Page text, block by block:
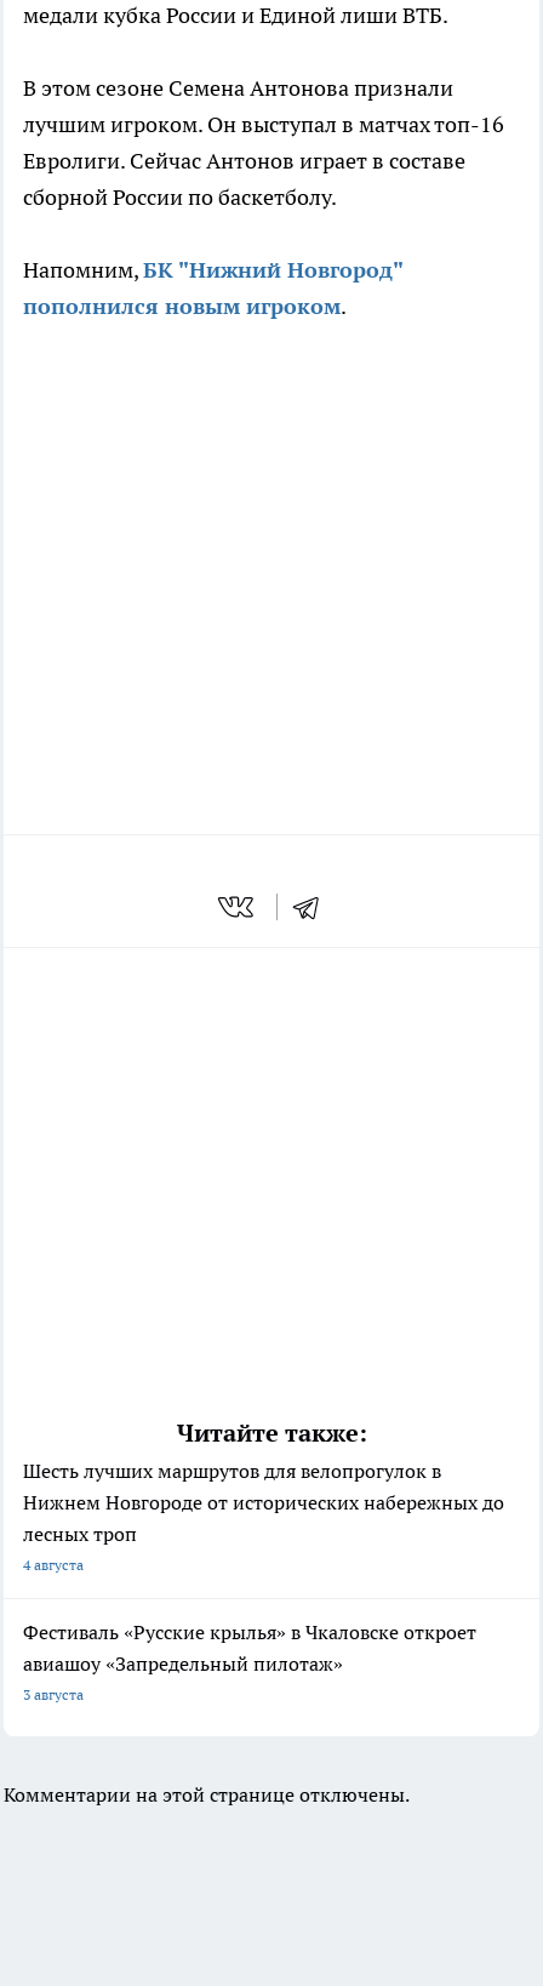
медали кубка России и Единой лиши ВТБ.
В этом сезоне Семена Антонова признали
лучшим игроком. Он выступал в матчах топ-16
Евролиги. Сейчас Антонов играет в составе
сборной России по баскетболу.
Напомним,БК "Нижний Новгород"
пополнился новым игроком.
Читайте также:
Шесть лучших маршрутов для велопрогулок в
Нижнем Новгороде от исторических набережных до
лесных троп
4 августа
Фестиваль «Русские крылья» в Чкаловске откроет
авиашоу «Запредельный пилотаж»
3 августа
Комментарии на этой странице отключены.